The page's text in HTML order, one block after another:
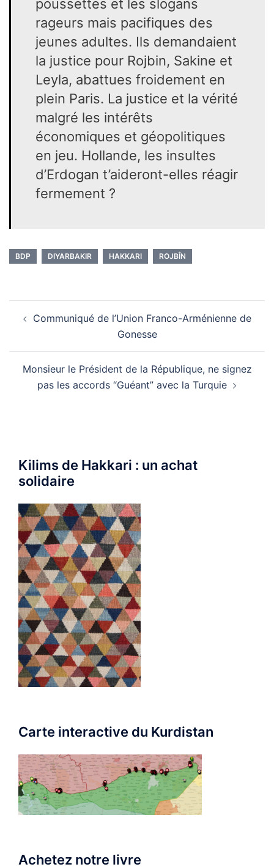
poussettes et les slogans
rageurs mais pacifiques des
jeunes adultes. Ils demandaient
la justice pour Rojbin, Sakine et
Leyla, abattues froidement en
plein Paris. La justice et la vérité
malgré les intérêts
économiques et géopolitiques
en jeu. Hollande, les insultes
d’Erdogan t’aideront-elles réagir
fermement ?
BDP DIYARBAKIR HAKKARI ROJBÎN
d’article
Communiqué de l’Union Franco-Arménienne de
Gonesse
Monsieur le Président de la République, ne signez
pas les accords “Guéant” avec la Turquie
Kilims de Hakkari : un achat
solidaire
Carte interactive du Kurdistan
Achetez notre livre